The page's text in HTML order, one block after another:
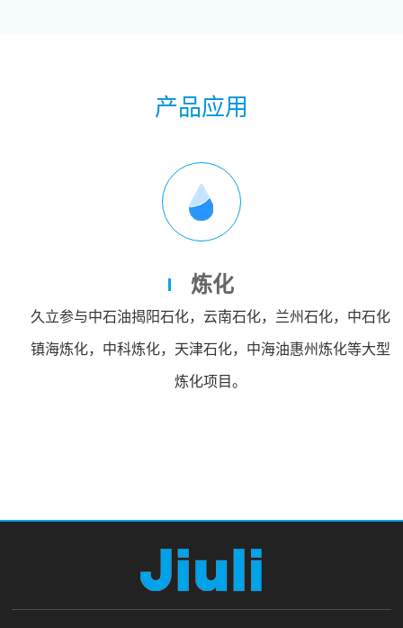
产品应用
炼化
久立参与中石油揭阳石化，云南石化，兰州石化，中石化
镇海炼化，中科炼化，天津石化，中海油惠州炼化等大型
炼化项目。